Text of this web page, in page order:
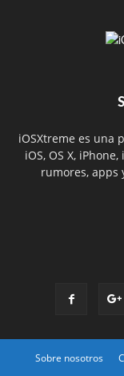
iOSXtreme es una
iOS, OS X,
rumores, apps
Sobre nosotros